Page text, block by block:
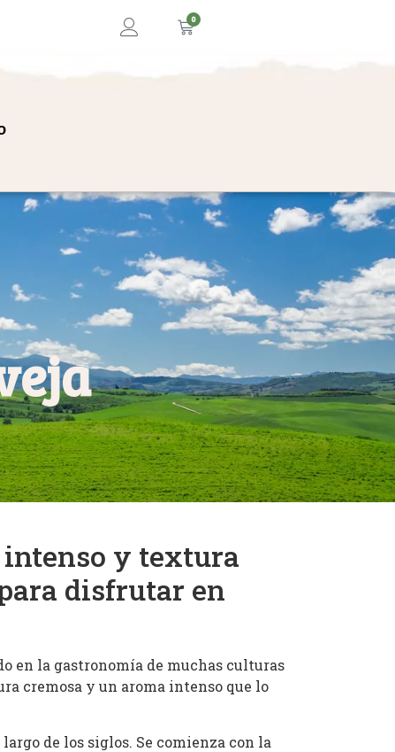
0
intenso y textura
disfrutar en
en la gastronomía de muchas culturas
cremosa y un aroma intenso que lo
de los siglos. Se comienza con la